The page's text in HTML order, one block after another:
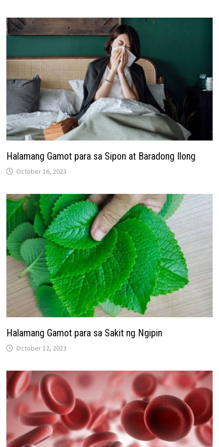
Halamang Gamot para sa Sipon at Baradong Ilong
October 16, 2023
Halamang Gamot para sa Sakit ng Ngipin
October 12, 2023